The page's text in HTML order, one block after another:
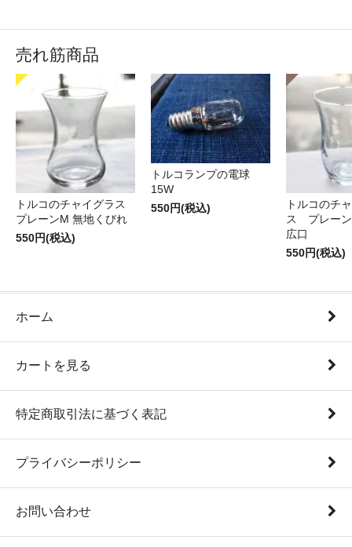
売れ筋商品
トルコのチャイグラス
プレーンM 無地くびれ
550円(税込)
トルコランプの電球
15W
550円(税込)
トルコのチ
ス プレー
広口
550円(税込)
ホーム
カートを見る
特定商取引法に基づく表記
プライバシーポリシー
お問い合わせ